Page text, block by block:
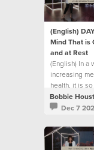
(English)
Mind That is
and at Rest
(English) In a
increasing
health, it is
to have a
confident and
Bobbie
Dec 7